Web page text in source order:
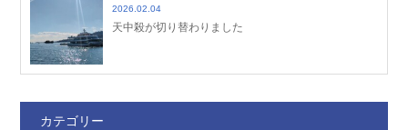
2026.02.04
天中殺が切り替わりました
カテゴリー